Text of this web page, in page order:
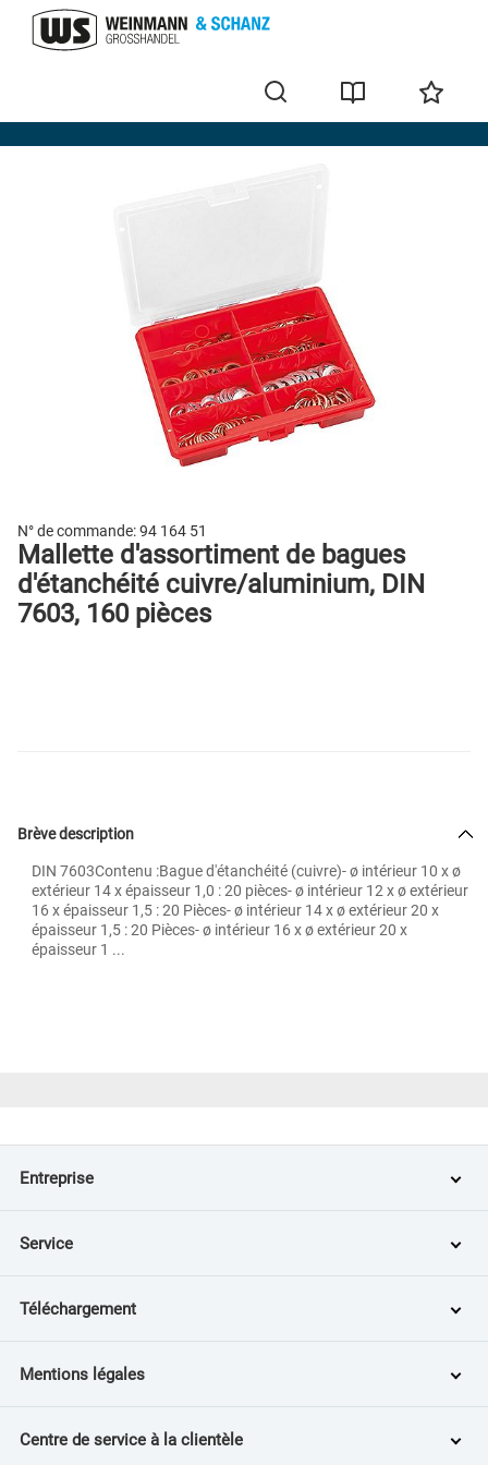
Lots de vis
N° de commande:94 164 51
Mallette d'assortiment de bagues
d'étanchéité cuivre/aluminium, DIN
7603, 160 pièces
Brève description
DIN 7603Contenu :Bague d'étanchéité (cuivre)- ø intérieur 10 x ø
extérieur 14 x épaisseur 1,0 : 20 pièces- ø intérieur 12 x ø extérieur
16 x épaisseur 1,5 : 20 Pièces- ø intérieur 14 x ø extérieur 20 x
épaisseur 1,5 : 20 Pièces- ø intérieur 16 x ø extérieur 20 x
épaisseur 1 ...
Entreprise
Service
Téléchargement
Mentions légales
Centre de service à la clientèle